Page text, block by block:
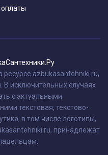
azbukasantehniki.ru,
В исключительных случаях
с актуальными.
текстовая, текстово-
в том числе логотипы,
принадлежат